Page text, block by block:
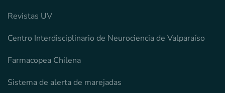
Revistas UV
Centro Interdisciplinario de Neurociencia de Valparaíso
Farmacopea Chilena
Sistema de alerta de marejadas